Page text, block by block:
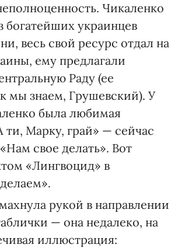
Чикаленко
украинцев
весь свой ресурс отдал на
ему предлагали
Раду (ее
мы знаем, Грушевский). У
была любимая
ти, Марку, грай» — сейчас
свое делать». Вот
«Лингвоцид» в
рукой в направлении
— она недалеко, на
иллюстрация: